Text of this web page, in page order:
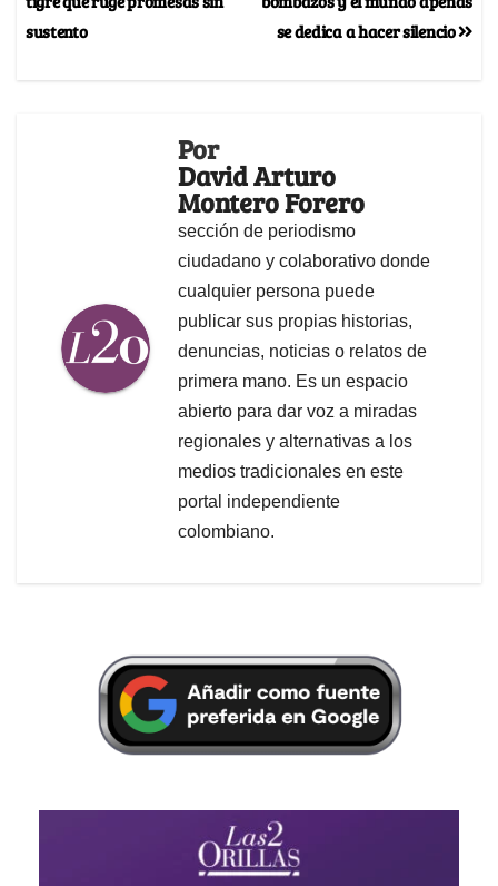
se dedica a hacer silencio
sustento
Por
David Arturo
Montero Forero
sección de periodismo
ciudadano y colaborativo donde
cualquier persona puede
publicar sus propias historias,
denuncias, noticias o relatos de
primera mano. Es un espacio
abierto para dar voz a miradas
regionales y alternativas a los
medios tradicionales en este
portal independiente
colombiano.